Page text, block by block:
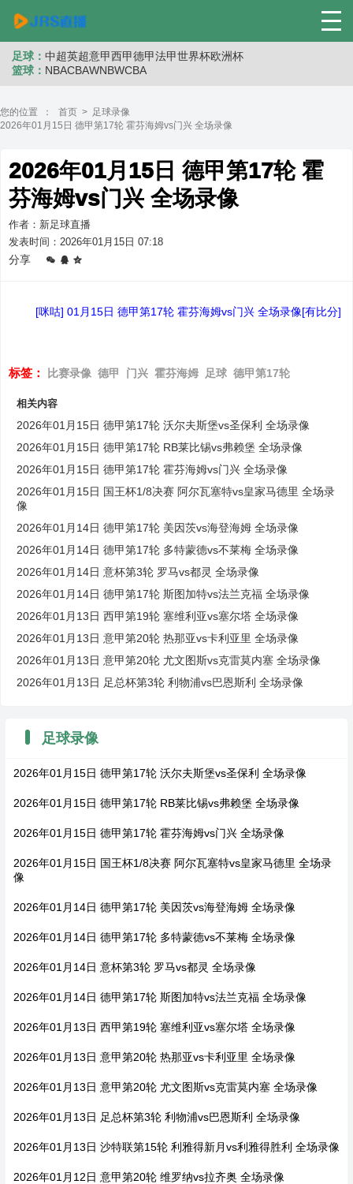
足球： 中超英超意甲西甲德甲法甲世界杯欧洲杯
篮球： NBACBAWNBWCBA
您的位置 ： 首页 > 足球录像
2026年01月15日 德甲第17轮 霍芬海姆vs门兴 全场录像
2026年01月15日 德甲第17轮 霍
芬海姆vs门兴 全场录像
作者：新足球直播
发表时间：2026年01月15日 07:18
分享
[咪咕] 01月15日 德甲第17轮 霍芬海姆vs门兴 全场录像[有比分]
标签： 比赛录像 德甲 门兴 霍芬海姆 足球 德甲第17轮
相关内容
2026年01月15日 德甲第17轮 沃尔夫斯堡vs圣保利 全场录像
2026年01月15日 德甲第17轮 RB莱比锡vs弗赖堡 全场录像
2026年01月15日 德甲第17轮 霍芬海姆vs门兴 全场录像
2026年01月15日 国王杯1/8决赛 阿尔瓦塞特vs皇家马德里 全场录
像
2026年01月14日 德甲第17轮 美因茨vs海登海姆 全场录像
2026年01月14日 德甲第17轮 多特蒙德vs不莱梅 全场录像
2026年01月14日 意杯第3轮 罗马vs都灵 全场录像
2026年01月14日 德甲第17轮 斯图加特vs法兰克福 全场录像
2026年01月13日 西甲第19轮 塞维利亚vs塞尔塔 全场录像
2026年01月13日 意甲第20轮 热那亚vs卡利亚里 全场录像
2026年01月13日 意甲第20轮 尤文图斯vs克雷莫内塞 全场录像
2026年01月13日 足总杯第3轮 利物浦vs巴恩斯利 全场录像
足球录像
2026年01月15日 德甲第17轮 沃尔夫斯堡vs圣保利 全场录像
2026年01月15日 德甲第17轮 RB莱比锡vs弗赖堡 全场录像
2026年01月15日 德甲第17轮 霍芬海姆vs门兴 全场录像
2026年01月15日 国王杯1/8决赛 阿尔瓦塞特vs皇家马德里 全场录
像
2026年01月14日 德甲第17轮 美因茨vs海登海姆 全场录像
2026年01月14日 德甲第17轮 多特蒙德vs不莱梅 全场录像
2026年01月14日 意杯第3轮 罗马vs都灵 全场录像
2026年01月14日 德甲第17轮 斯图加特vs法兰克福 全场录像
2026年01月13日 西甲第19轮 塞维利亚vs塞尔塔 全场录像
2026年01月13日 意甲第20轮 热那亚vs卡利亚里 全场录像
2026年01月13日 意甲第20轮 尤文图斯vs克雷莫内塞 全场录像
2026年01月13日 足总杯第3轮 利物浦vs巴恩斯利 全场录像
2026年01月13日 沙特联第15轮 利雅得新月vs利雅得胜利 全场录像
2026年01月12日 意甲第20轮 维罗纳vs拉齐奥 全场录像